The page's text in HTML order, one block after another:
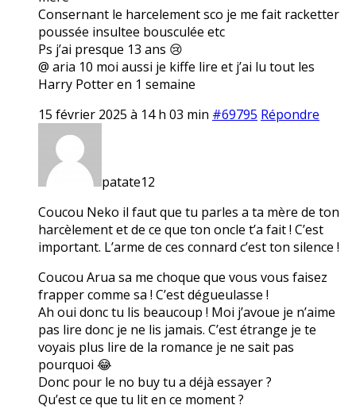
Consernant le harcelement sco je me fait racketter
poussée insultee bousculée etc
Ps j’ai presque 13 ans 😢
@ aria 10 moi aussi je kiffe lire et j’ai lu tout les
Harry Potter en 1 semaine
15 février 2025 à 14 h 03 min #69795 Répondre
patate12
Coucou Neko il faut que tu parles a ta mère de ton
harcèlement et de ce que ton oncle t’a fait ! C’est
important. L’arme de ces connard c’est ton silence !
Coucou Arua sa me choque que vous vous faisez
frapper comme sa ! C’est dégueulasse !
Ah oui donc tu lis beaucoup ! Moi j’avoue je n’aime
pas lire donc je ne lis jamais. C’est étrange je te
voyais plus lire de la romance je ne sait pas
pourquoi 😂
Donc pour le no buy tu a déjà essayer ?
Qu’est ce que tu lit en ce moment ?